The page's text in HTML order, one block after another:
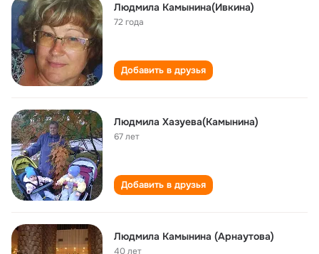
Людмила Камынина(Ивкина)
72 года
Добавить в друзья
Людмила Хазуева(Камынина)
67 лет
Добавить в друзья
Людмила Камынина (Арнаутова)
40 лет